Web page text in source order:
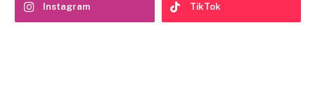
Instagram TikTok